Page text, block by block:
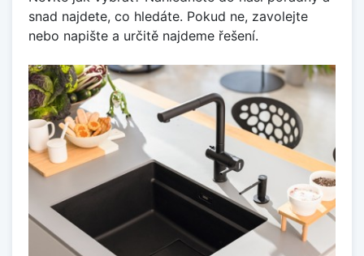
snad najdete, co hledáte. Pokud ne, zavolejte
nebo napište a určitě najdeme řešení.